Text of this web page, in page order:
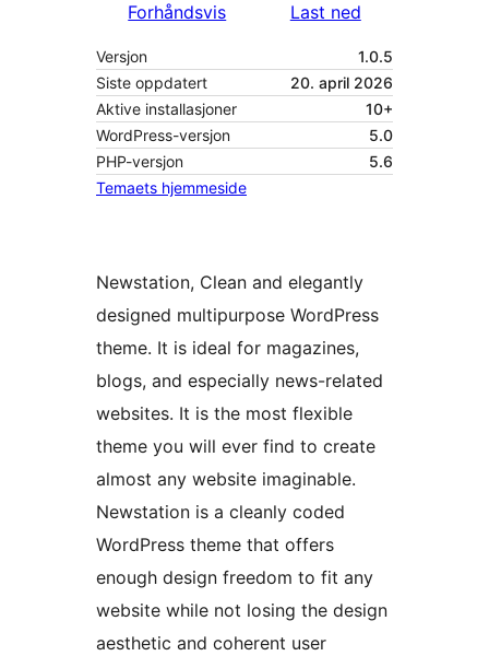
Forhåndsvis Last ned
Versjon
1.0.5
Siste oppdatert
20. april 2026
Aktive installasjoner
10+
WordPress-versjon
5.0
PHP-versjon
5.6
Temaets hjemmeside
Newstation, Clean and elegantly
designed multipurpose WordPress
theme. It is ideal for magazines,
blogs, and especially news-related
websites. It is the most flexible
theme you will ever find to create
almost any website imaginable.
Newstation is a cleanly coded
WordPress theme that offers
enough design freedom to fit any
website while not losing the design
aesthetic and coherent user